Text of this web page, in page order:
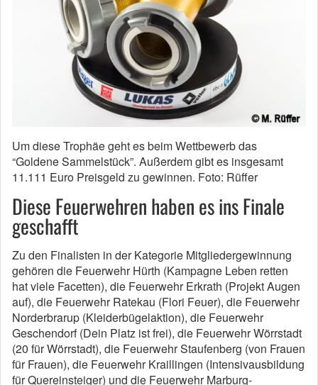
Um diese Trophäe geht es beim Wettbewerb das
“Goldene Sammelstück”. Außerdem gibt es insgesamt
11.111 Euro Preisgeld zu gewinnen. Foto: Rüffer
Diese Feuerwehren haben es ins Finale
geschafft
Zu den Finalisten in der Kategorie Mitgliedergewinnung
gehören die Feuerwehr Hürth (Kampagne Leben retten
hat viele Facetten), die Feuerwehr Erkrath (Projekt Augen
auf), die Feuerwehr Ratekau (Flori Feuer), die Feuerwehr
Norderbrarup (Kleiderbügelaktion), die Feuerwehr
Geschendorf (Dein Platz ist frei), die Feuerwehr Wörrstadt
(20 für Wörrstadt), die Feuerwehr Staufenberg (von Frauen
für Frauen), die Feuerwehr Kraillingen (Intensivausbildung
für Quereinsteiger) und die Feuerwehr Marburg-